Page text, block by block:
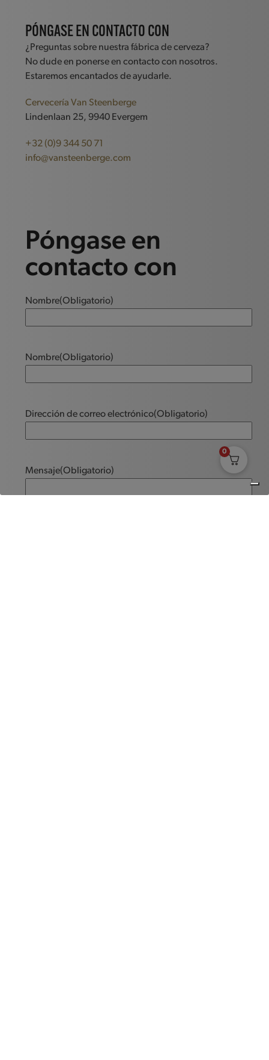
PÓNGASE EN CONTACTO CON
¿Preguntas sobre nuestra fábrica de cerveza?
No dude en ponerse en contacto con nosotros.
Estaremos encantados de ayudarle.
Cervecería Van Steenberge
Lindenlaan 25, 9940 Evergem
+32 (0)9 344 50 71
info@vansteenberge.com
Póngase en
contacto con
Nombre(Obligatorio)
Nombre(Obligatorio)
Dirección de correo electrónico(Obligatorio)
Mensaje(Obligatorio)
0